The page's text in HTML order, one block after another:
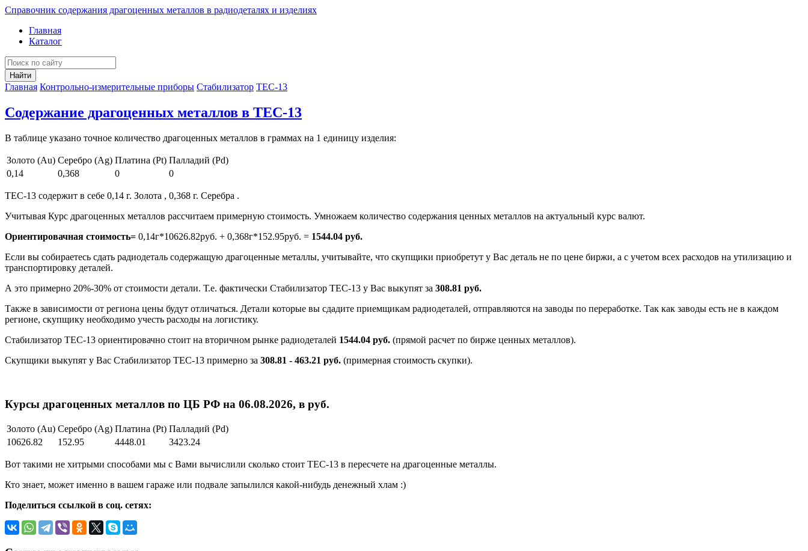
Справочник содержания драгоценных металлов в радиодеталях и изделиях
Главная
Каталог
Найти
Главная Контрольно-измерительные приборы Стабилизатор ТЕС-13
Содержание драгоценных металлов в ТЕС-13
В таблице указано точное количество драгоценных металлов в граммах на 1 единицу изделия:
Золото (Au) Серебро (Ag) Платина (Pt) Палладий (Pd)
0,14
0,368 0 0
ТЕС-13 содержит в себе 0,14 г. Золота , 0,368 г. Серебра .
Учитывая Курс драгоценных металлов рассчитаем примерную стоимость. Умножаем количество содержания ценных металлов на актуальный курс валют.
Ориентировачная стоимость= 0,14г*10626.82руб. + 0,368г*152.95руб. = 1544.04 руб.
Если вы собираетесь сдать радиодеталь содержащую драгоценные металлы, учитывайте, что скупщики приобретут у Вас деталь не по цене биржи, а с учетом всех расходов на утилизацию и
транспортировку деталей.
А это примерно 20%-30% от стоимости детали. Т.е. фактически Стабилизатор ТЕС-13 у Вас выкупят за 308.81 руб.
Также в зависимости от региона цены будут отличаться. Детали которые вы сдадите приемщикам радиодеталей, отправляются на заводы по переработке. Так как заводы есть не в каждом
регионе, скупщику необходимо учесть расходы на логистику.
Стабилизатор ТЕС-13 ориентировачно стоит на вторичном рынке радиодеталей 1544.04 руб. (прямой расчет по бирже ценных металлов).
Скупщики выкупят у Вас Стабилизатор ТЕС-13 примерно за 308.81 - 463.21 руб. (примерная стоимость скупки).
Курсы драгоценных металлов по ЦБ РФ на 06.08.2026, в руб.
Золото (Au) Серебро (Ag) Платина (Pt) Палладий (Pd)
10626.82
152.95 4448.01 3423.24
Вот такими не хитрыми способами мы с Вами вычислили сколько стоит ТЕС-13 в пересчете на драгоценные металлы.
Кто знает, может именно в вашем гараже или подвале запылился какой-нибудь денежный хлам :)
Поделиться ссылкой в соц. сетях: